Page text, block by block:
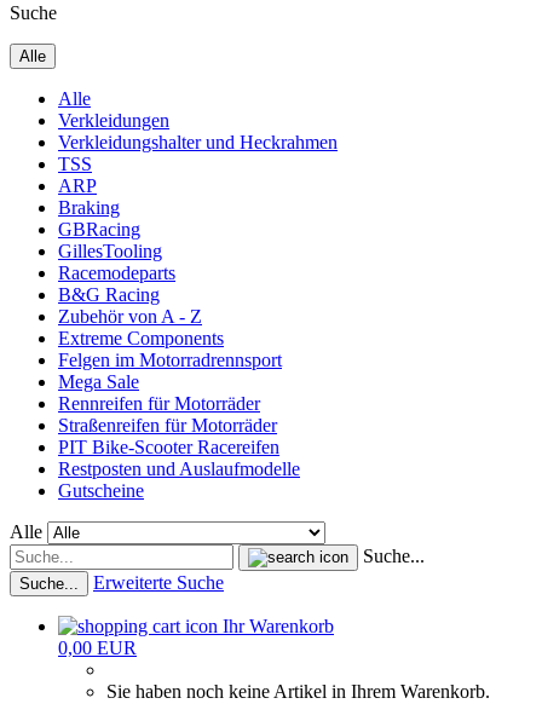
Suche
Alle
Alle
Verkleidungen
Verkleidungshalter und Heckrahmen
TSS
ARP
Braking
GBRacing
GillesTooling
Racemodeparts
B&G Racing
Zubehör von A - Z
Extreme Components
Felgen im Motorradrennsport
Mega Sale
Rennreifen für Motorräder
Straßenreifen für Motorräder
PIT Bike-Scooter Racereifen
Restposten und Auslaufmodelle
Gutscheine
Alle
Suche...
Suche... Erweiterte Suche
Ihr Warenkorb
0,00 EUR
Sie haben noch keine Artikel in Ihrem Warenkorb.